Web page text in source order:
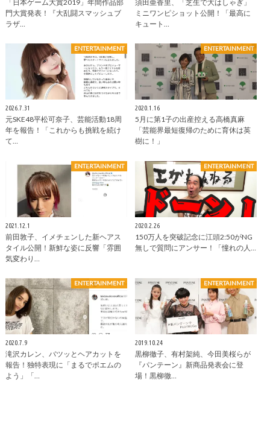
「日本ゲーム大賞2019」年間作品部
門大賞発表！『大乱闘スマッシュブ
ラザ…
須田亜香里、「芝生で大はしゃぎ」
ミニワンピショット公開！「最高に
キュート…
ENTERTAINMENT
2026.7.31
元SKE48平松可奈子、芸能活動18周
年を報告！「これからも挑戦を続け
て…
ENTERTAINMENT
2020.1.16
5月に第1子の出産控える高橋真麻
「芸能界最短復帰のために育休は英
樹に！」
ENTERTAINMENT
2021.12.1
前田敦子、イメチェンした新ヘアス
タイル公開！新鮮な姿に反響「雰囲
気変わり…
ENTERTAINMENT
2020.2.26
150万人を突破記念に江頭2:50がNG
無しで質問にアンサー！「憧れの人…
ENTERTAINMENT
2020.7.9
滝沢カレン、バツッとヘアカットを
報告！独特表現に「まるでポエムの
よう」「…
ENTERTAINMENT
2019.10.24
黒柳徹子、有村架純、今田美桜らが
『パンテーン』新商品発表会に登
場！黒柳徹…